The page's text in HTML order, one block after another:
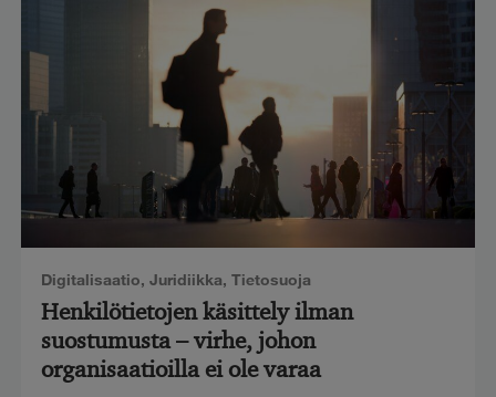
Digitalisaatio, Juridiikka, Tietosuoja
Henkilötietojen käsittely ilman
suostumusta – virhe, johon
organisaatioilla ei ole varaa